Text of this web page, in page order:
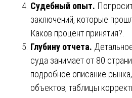
Судебный опыт.
заключений, которые
Каков процент принятия?.
Глубину отчета.
суда занимает от 80
подробное описание
объектов, таблицы